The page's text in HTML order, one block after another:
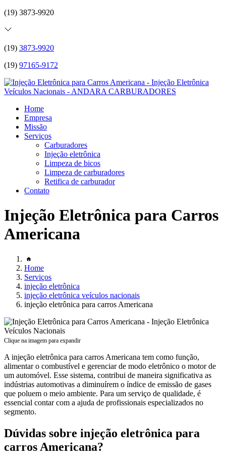
(19) 3873-9920
(19) 3873-9920
(19) 97165-9172
Home
Empresa
Missão
Serviços
Carburadores
Injeção eletrônica
Limpeza de bicos
Limpeza de carburadores
Retifica de carburador
Contato
Injeção Eletrônica para Carros
Americana
Home
Serviços
injeção eletrônica
injeção eletrônica veículos nacionais
injeção eletrônica para carros Americana
Clique na imagem para expandir
A injeção eletrônica para carros Americana tem como função,
alimentar o combustível e gerenciar de modo eletrônico o motor de
um automóvel. Esse sistema, contribui de maneira significativa as
indústrias automotivas a diminuírem o índice de emissão de gases
que poluem o meio ambiente. Para um serviço de qualidade, é
essencial contar com a ajuda de profissionais especializados no
segmento.
Dúvidas sobre injeção eletrônica para
carros Americana?